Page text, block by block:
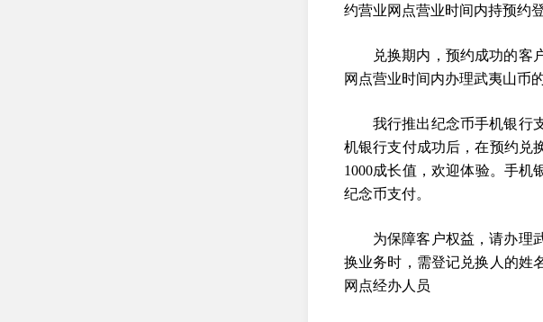
约营业网点营业时间内持预约
兑换期内，预约成功的客
网点营业时间内办理武夷山币
我行推出纪念币手机银行
机银行支付成功后，在预约兑
1000成长值，欢迎体验。手
纪念币支付。
为保障客户权益，请办理
换业务时，需登记兑换人的姓
网点经办人员